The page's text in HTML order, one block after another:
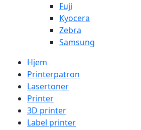
Fuji
Kyocera
Zebra
Samsung
Hjem
Printerpatron
Lasertoner
Printer
3D printer
Label printer